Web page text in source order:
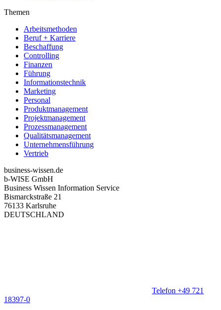
Themen
Arbeitsmethoden
Beruf + Karriere
Beschaffung
Controlling
Finanzen
Führung
Informationstechnik
Marketing
Personal
Produktmanagement
Projektmanagement
Prozessmanagement
Qualitätsmanagement
Unternehmensführung
Vertrieb
business-wissen.de
b-WISE GmbH
Business Wissen Information Service
Bismarckstraße 21
76133 Karlsruhe
DEUTSCHLAND
Telefon +49 721
18397-0